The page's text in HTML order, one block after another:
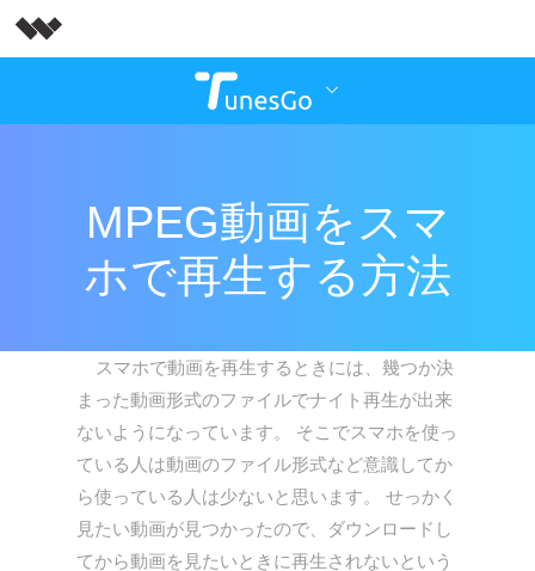
MPEG動画をスマ
ホで再生する方法
スマホで動画を再生するときには、幾つか決
まった動画形式のファイルでナイト再生が出来
ないようになっています。 そこでスマホを使っ
ている人は動画のファイル形式など意識してか
ら使っている人は少ないと思います。 せっかく
見たい動画が見つかったので、ダウンロードし
てから動画を見たいときに再生されないという